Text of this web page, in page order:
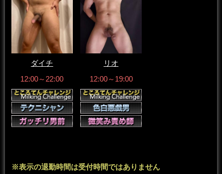
ダイチ
12:00～22:00
リオ
12:00～19:00
※表示の退勤時間は受付時間ではありません